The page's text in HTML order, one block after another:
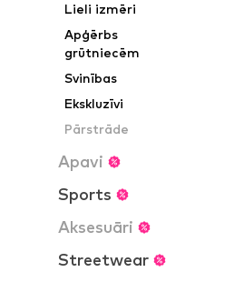
Lieli izmēri
Apģērbs
grūtniecēm
Svinības
Ekskluzīvi
Pārstrāde
Apavi
Sports
Aksesuāri
Streetwear